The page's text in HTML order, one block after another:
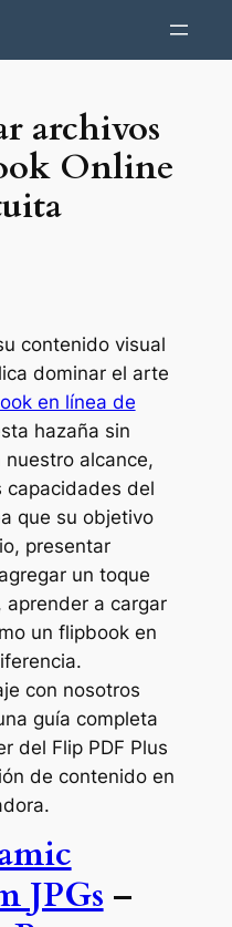
archivos
Online
contenido visual
dominar el arte
en línea de
hazaña sin
alcance,
capacidades del
que su objetivo
presentar
un toque
a cargar
un flipbook en
con nosotros
guía completa
del Flip PDF Plus
de contenido en
JPGs –